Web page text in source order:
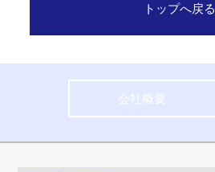
トップへ戻る
会社概要